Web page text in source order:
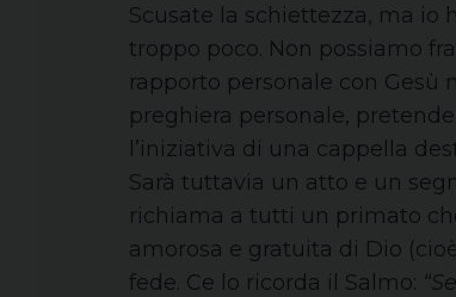
Scusate la schiettezza, ma io
troppo poco. Non possiamo
rapporto personale con Gesù
preghiera personale,
l’iniziativa di una cappella
Sarà tuttavia un atto e un
richiama a tutti un primato
amorosa e gratuita di Dio
fede. Ce lo ricorda il Salmo: